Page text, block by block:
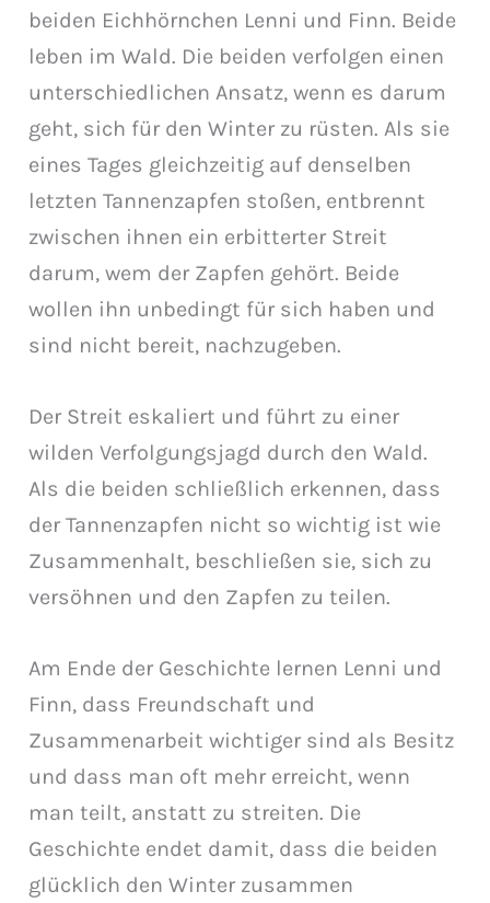
beiden Eichhörnchen Lenni und Finn. Beide
leben im Wald. Die beiden verfolgen einen
unterschiedlichen Ansatz, wenn es darum
geht, sich für den Winter zu rüsten. Als sie
eines Tages gleichzeitig auf denselben
letzten Tannenzapfen stoßen, entbrennt
zwischen ihnen ein erbitterter Streit
darum, wem der Zapfen gehört. Beide
wollen ihn unbedingt für sich haben und
sind nicht bereit, nachzugeben.
Der Streit eskaliert und führt zu einer
wilden Verfolgungsjagd durch den Wald.
Als die beiden schließlich erkennen, dass
der Tannenzapfen nicht so wichtig ist wie
Zusammenhalt, beschließen sie, sich zu
versöhnen und den Zapfen zu teilen.
Am Ende der Geschichte lernen Lenni und
Finn, dass Freundschaft und
Zusammenarbeit wichtiger sind als Besitz
und dass man oft mehr erreicht, wenn
man teilt, anstatt zu streiten. Die
Geschichte endet damit, dass die beiden
glücklich den Winter zusammen